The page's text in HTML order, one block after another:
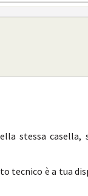
stessa casella,
tecnico è a tua